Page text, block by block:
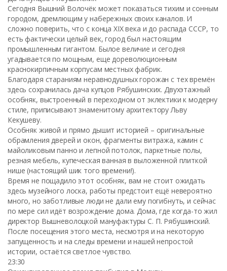
Сегодня Вышний Волочёк может показаться тихим и сонным
городом, дремлющим у набережных своих каналов. И
сложно поверить, что с конца XIX века и до распада СССР, то
есть фактически целый век, город был настоящим
промышленным гигантом. Былое величие и сегодня
угадывается по мощным, еще дореволюционным
краснокирпичным корпусам местных фабрик.
Благодаря стараниям неравнодушных горожан с тех времён
здесь сохранилась дача купцов Рябушинских. Двухэтажный
особняк, выстроенный в переходном от эклектики к модерну
стиле, приписывают знаменитому архитектору Льву
Кекушеву.
Особняк живой и прямо дышит историей – оригинальные
обрамления дверей и окон, фрагменты витража, камин с
майоликовым панно и лепной потолок, паркетные полы,
резная мебель, купеческая ванная в выложенной плиткой
нише (настоящий шик того времени!).
Время не пощадило этот особняк, вам не стоит ожидать
здесь музейного лоска, работы предстоит ещё невероятно
много, но заботливые люди не дали ему погибнуть, и сейчас
по мере сил идёт возрождение дома. Дома, где когда-то жил
директор Вышневолоцкой мануфактуры С. П. Рябушинский.
После посещения этого места, несмотря и на некоторую
запущенность и на следы времени и нашей непростой
истории, остаётся светлое чувство.
23:30